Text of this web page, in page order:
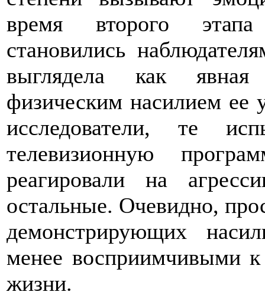
время второго этапа
становились
выглядела как явная
физическим насилием ее
исследователи, те
телевизионную
реагировали на
остальные. Очевидно,
демонстрирующих
менее восприимчивыми
жизни.